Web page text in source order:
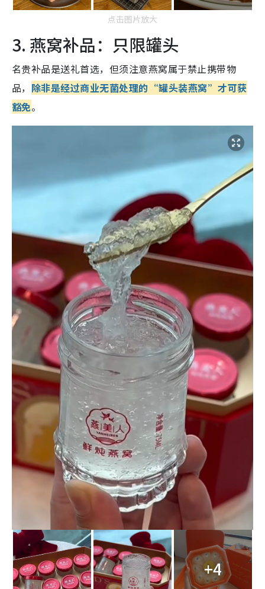
点击图片放大
3. 燕窝补品：只限罐头
名贵补品是送礼首选，但须注意燕窝属于禁止携带物
品， 除非是经过商业无菌处理的“罐头装燕窝”才可获
豁免。
+4